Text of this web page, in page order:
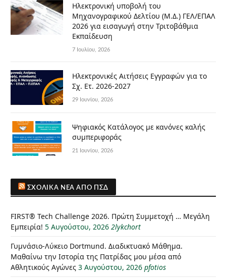
Ηλεκτρονική υποβολή του
Μηχανογραφικού Δελτίου (Μ.Δ.) ΓΕΛ/ΕΠΑΛ
2026 για εισαγωγή στην Τριτοβάθμια
Εκπαίδευση
7 Ιουλίου, 2026
Ηλεκτρονικές Αιτήσεις Εγγραφών για το
Σχ. Ετ. 2026-2027
29 Ιουνίου, 2026
Ψηφιακός Κατάλογος με κανόνες καλής
συμπεριφοράς
21 Ιουνίου, 2026
ΣΧΟΛΙΚΆ ΝΈΑ ΑΠΌ ΠΣΔ
FIRST® Tech Challenge 2026. Πρώτη Συμμετοχή … Μεγάλη
Εμπειρία! 5 Αυγούστου, 2026 2lykchort
Γυμνάσιο-Λύκειο Dortmund. Διαδικτυακό Μάθημα.
Μαθαίνω την Ιστορία της Πατρίδας μου μέσα από
Αθλητικούς Αγώνες 3 Αυγούστου, 2026 pfotios